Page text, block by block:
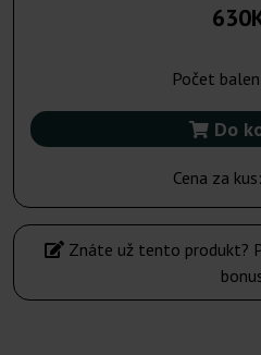
Počet
Do
Cena za kus:
Znáte už tento produkt?